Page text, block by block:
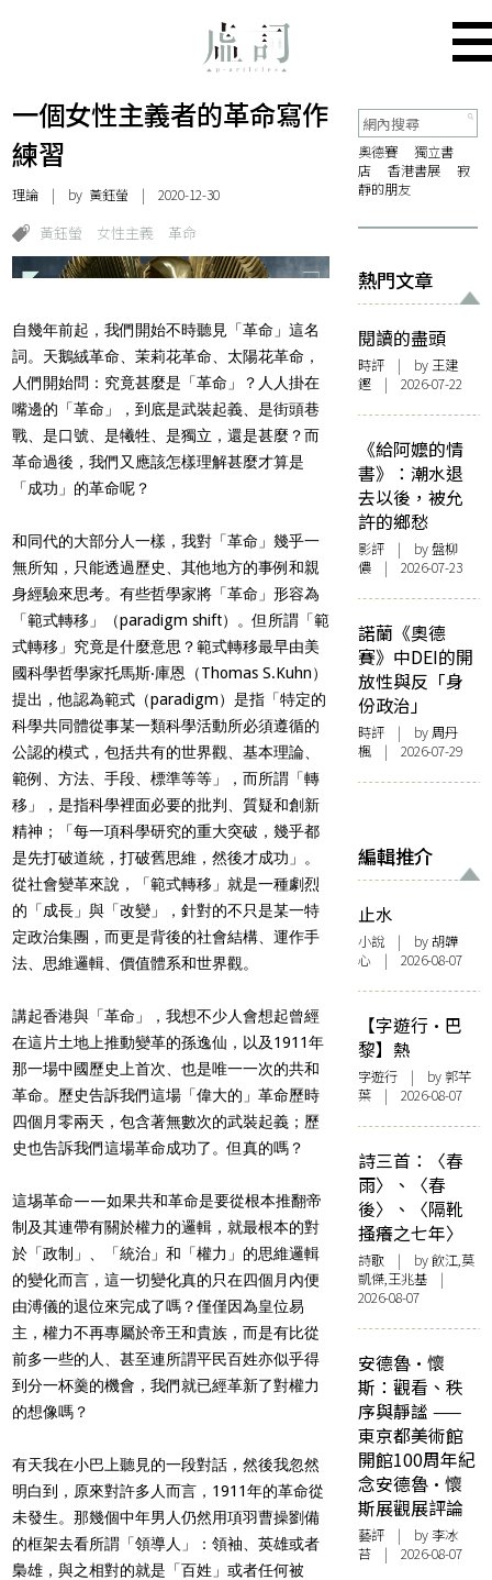
一個女性主義者的革命寫作
練習
理論 | by 黃鈺螢 | 2020-12-30
黃鈺螢 女性主義 革命
自幾年前起，我們開始不時聽見「革命」這名
詞。天鵝絨革命、茉莉花革命、太陽花革命，
人們開始問：究竟甚麼是「革命」？人人掛在
嘴邊的「革命」，到底是武裝起義、是街頭巷
戰、是口號、是犧牲、是獨立，還是甚麼？而
革命過後，我們又應該怎樣理解甚麼才算是
「成功」的革命呢？
和同代的大部分人一樣，我對「革命」幾乎一
無所知，只能透過歷史、其他地方的事例和親
身經驗來思考。有些哲學家將「革命」形容為
「範式轉移」（paradigm shift）。但所謂「範
式轉移」究竟是什麼意思？範式轉移最早由美
國科學哲學家托馬斯‧庫恩（Thomas S.Kuhn）
提出，他認為範式（paradigm）是指「特定的
科學共同體從事某一類科學活動所必須遵循的
公認的模式，包括共有的世界觀、基本理論、
範例、方法、手段、標準等等」，而所謂「轉
移」，是指科學裡面必要的批判、質疑和創新
精神；「每一項科學研究的重大突破，幾乎都
是先打破道統，打破舊思維，然後才成功」。
從社會變革來說，「範式轉移」就是一種劇烈
的「成長」與「改變」，針對的不只是某一特
定政治集團，而更是背後的社會結構、運作手
法、思維邏輯、價值體系和世界觀。
講起香港與「革命」，我想不少人會想起曾經
在這片土地上推動變革的孫逸仙，以及1911年
那一場中國歷史上首次、也是唯一一次的共和
革命。歷史告訴我們這場「偉大的」革命歷時
四個月零兩天，包含著無數次的武裝起義；歷
史也告訴我們這場革命成功了。但真的嗎？
這埸革命——如果共和革命是要從根本推翻帝
制及其連帶有關於權力的邏輯，就最根本的對
於「政制」、「統治」和「權力」的思維邏輯
的變化而言，這一切變化真的只在四個月內便
由溥儀的退位來完成了嗎？僅僅因為皇位易
主，權力不再專屬於帝王和貴族，而是有比從
前多一些的人、甚至連所謂平民百姓亦似乎得
到分一杯羹的機會，我們就已經革新了對權力
的想像嗎？
有天我在小巴上聽見的一段對話，然後我忽然
明白到，原來對許多人而言，1911年的革命從
未發生。那幾個中年男人仍然用項羽曹操劉備
的框架去看所謂「領導人」：領袖、英雄或者
梟雄，與之相對的就是「百姓」或者任何被
奧德賽
獨立書
店
香港書展
寂
靜的朋友
熱門文章
閱讀的盡頭
時評 | by 王建
鏗 | 2026-07-22
《給阿嬤的情
書》：潮水退
去以後，被允
許的鄉愁
影評 | by 盤柳
儂 | 2026-07-23
諾蘭《奧德
賽》中DEI的開
放性與反「身
份政治」
時評 | by周丹
楓 | 2026-07-29
編輯推介
止水
小說 | by 胡韡
心 | 2026-08-07
【字遊行·巴
黎】熱
字遊行 | by 郭芊
葉 | 2026-08-07
詩三首：〈春
雨〉、〈春
後〉、〈隔靴
搔癢之七年〉
詩歌 | by 飲江,莫
凱傑,王兆基 |
2026-08-07
安德魯·懷
斯：觀看、秩
序與靜謐 ——
東京都美術館
開館100周年紀
念安德魯·懷
斯展觀展評論
藝評 | by 李冰
苔 | 2026-08-07